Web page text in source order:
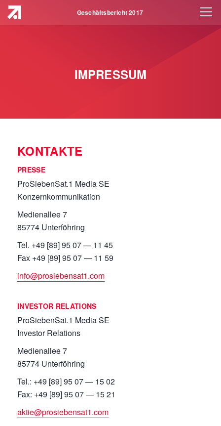
Geschäftsbericht 2017
IMPRESSUM
KONTAKTE
PRESSE
ProSiebenSat.1 Media SE
Konzernkommunikation
Medienallee 7
85774 Unterföhring
Tel. +49 [89] 95 07 — 11 45
Fax +49 [89] 95 07 — 11 59
info@prosiebensat1.com
INVESTOR RELATIONS
ProSiebenSat.1 Media SE
Investor Relations
Medienallee 7
85774 Unterföhring
Tel.: +49 [89] 95 07 — 15 02
Fax: +49 [89] 95 07 — 15 21
aktie@prosiebensat1.com